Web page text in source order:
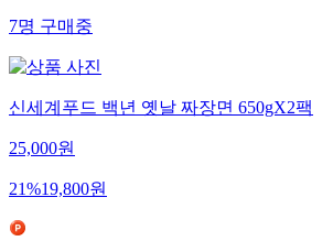
7명구매중
신세계푸드 백년 옛날 짜장면 650gX2팩
25,000원
21%19,800원